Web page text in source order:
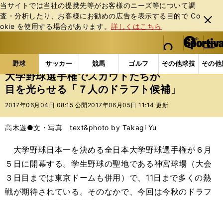
当サイトでは当社の提携先等がお客様のニーズ等について調
査・分析したり、お客様にお勧めの広告を表⽰する⽬的で Co
okie を使⽤する場合があります。詳しくはこちら
閉じ
る
web Sportiva (webスポルティーバ)
検索
マイペ
ー
ジ
メニュ
野球 サッカー 競馬 ゴルフ その他球技 その
b
ス
ポ
ル
バ
野球の記事一覧 プロ野球 大学野球選手権でスカウ
大学野球選手権でスカウトたちが
目を光らせる「７人のドラフト候補」
2017年06月04日 08:15 公開 2017年06月05日 11:14 更新
高木遊●文・写真 text&photo by Takagi Yu
大学野球日本一を決める全日本大学野球選手権が６月
５日に開幕する。学生野球の聖地である神宮球場（大会
３日目までは東京ドームも併用）で、11日まで多くの熱
戦が期待されている。そのなかで、今回は今秋のドラフ